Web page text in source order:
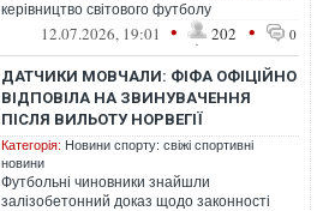
керівництво світового футболу
12.07.2026, 19:01 • 202 • 0
ДАТЧИКИ МОВЧАЛИ: ФІФА ОФІЦІЙНО
ВІДПОВІЛА НА ЗВИНУВАЧЕННЯ
ПІСЛЯ ВИЛЬОТУ НОРВЕГІЇ
Категорія: Новини спорту: свіжі спортивні
новини
Футбольні чиновники знайшли
залізобетонний доказ щодо законності